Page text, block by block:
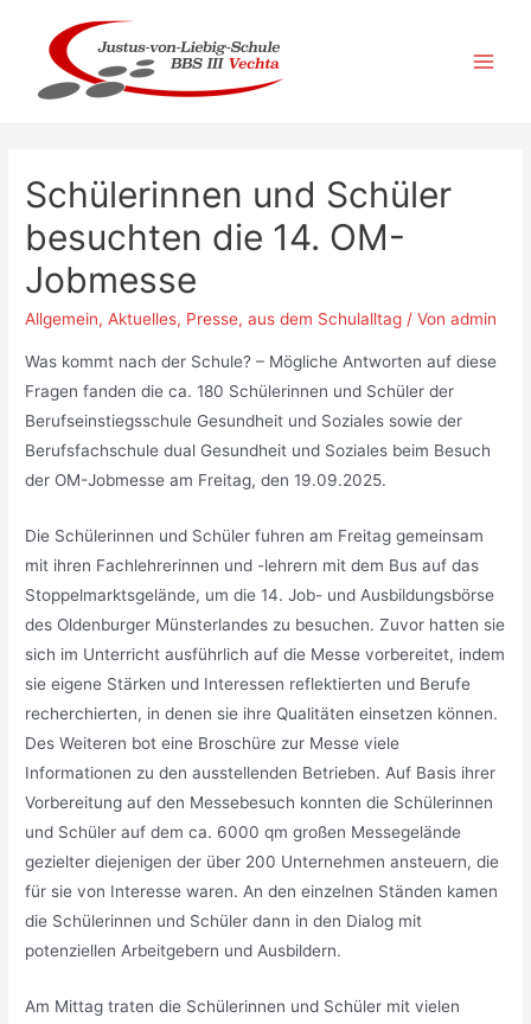
springen
Schülerinnen und Schüler
besuchten die 14. OM-
Jobmesse
Allgemein,Aktuelles, Presse,aus dem Schulalltag / Vonadmin
Was kommt nach der Schule? – Mögliche Antworten auf diese
Fragen fanden die ca. 180 Schülerinnen und Schüler der
Berufseinstiegsschule Gesundheit und Soziales sowie der
Berufsfachschule dual Gesundheit und Soziales beim Besuch
der OM-Jobmesse am Freitag, den 19.09.2025.
Die Schülerinnen und Schüler fuhren am Freitag gemeinsam
mit ihren Fachlehrerinnen und -lehrern mit dem Bus auf das
Stoppelmarktsgelände, um die 14. Job- und Ausbildungsbörse
des Oldenburger Münsterlandes zu besuchen. Zuvor hatten sie
sich im Unterricht ausführlich auf die Messe vorbereitet, indem
sie eigene Stärken und Interessen reflektierten und Berufe
recherchierten, in denen sie ihre Qualitäten einsetzen können.
Des Weiteren bot eine Broschüre zur Messe viele
Informationen zu den ausstellenden Betrieben. Auf Basis ihrer
Vorbereitung auf den Messebesuch konnten die Schülerinnen
und Schüler auf dem ca. 6000 qm großen Messegelände
gezielter diejenigen der über 200 Unternehmen ansteuern, die
für sie von Interesse waren. An den einzelnen Ständen kamen
die Schülerinnen und Schüler dann in den Dialog mit
potenziellen Arbeitgebern und Ausbildern.
Am Mittag traten die Schülerinnen und Schüler mit vielen